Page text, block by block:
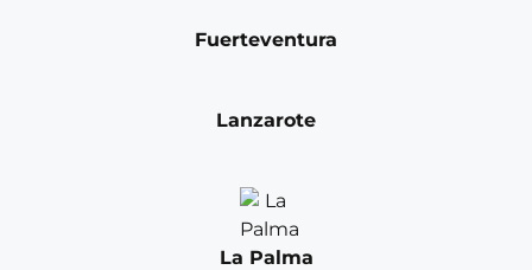
Fuerteventura
Lanzarote
La Palma